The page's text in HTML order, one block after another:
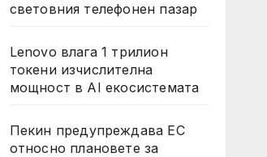
световния телефонен пазар
Lenovo влага 1 трилион
токени изчислителна
мощност в AI екосистемата
Пекин предупреждава ЕС
относно плановете за